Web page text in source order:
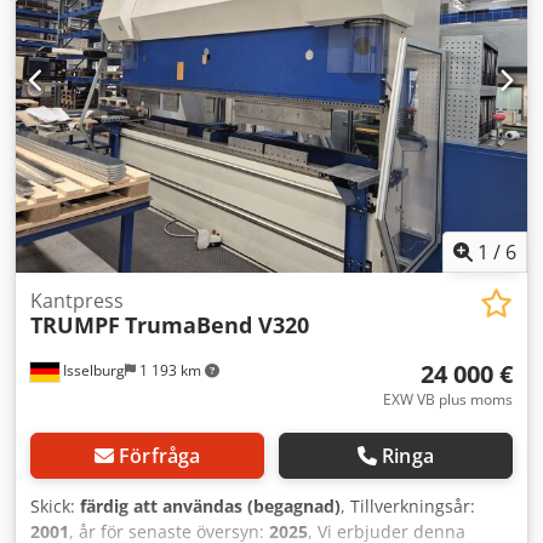
1 / 6
Isselburg 1 193 km
Kantpress
TRUMPF TrumaBend V320
24 000 €
EXW VB plus moms
Förfråga Ringa
Skick: färdig att användas (begagnad), Tillverkningsår:
2001, år för senaste översyn: 2025, Vi erbjuder denna